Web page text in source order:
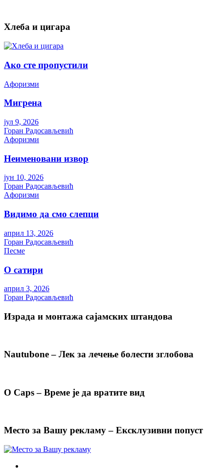
Хлеба и цигара
Ако сте пропустили
Aфоризми
Мигрена
јул 9, 2026
Горан Радосављевић
Aфоризми
Неименовани извор
јун 10, 2026
Горан Радосављевић
Aфоризми
Видимо да смо слепци
април 13, 2026
Горан Радосављевић
Песме
О сатири
април 3, 2026
Горан Радосављевић
Израда и монтажа сајамских штандова
Nautubone – Лек за лечење болести зглобова
O Caps – Време је да вратите вид
Место за Вашу рекламу – Ексклузивни попуст